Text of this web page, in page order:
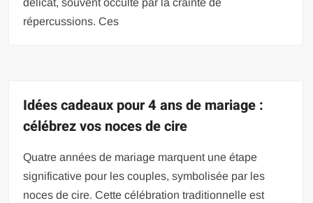
délicat, souvent occulté par la crainte de
répercussions. Ces
Idées cadeaux pour 4 ans de mariage :
célébrez vos noces de cire
Quatre années de mariage marquent une étape
significative pour les couples, symbolisée par les
noces de cire. Cette célébration traditionnelle est